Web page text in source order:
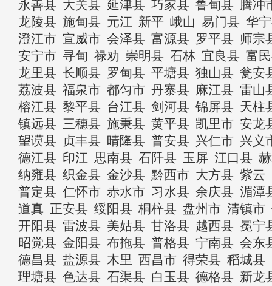
永善县 大关县 延津县 巧家县 鲁甸县 腾冲
龙陵县 施甸县 元江 新平 峨山 易门县 华
澄江市 宣威市 会泽县 富源县 罗平县 师宗
安宁市 寻甸 禄劝 崇明县 石林 宜良县 富
龙里县 长顺县 罗甸县 平塘县 独山县 瓮安
荔波县 福泉市 都匀市 丹寨县 麻江县 雷山
榕江县 黎平县 台江县 剑河县 锦屏县 天柱
镇远县 三穗县 施秉县 黄平县 凯里市 安龙
望谟县
贞丰县 晴隆县 普安县 兴仁市 兴义
德江县 印江 思南县 石阡县 玉屏 江口县
纳雍县 织金县 金沙县 黔西市 大方县 紫云
普定县 仁怀市 赤水市 习水县 余庆县 湄潭
道真 正安县 绥阳县 桐梓县 盘州市 清镇市
开阳县 雷波县 美姑县 甘洛县 越西县 冕宁
昭觉县 金阳县 布拖县 普格县 宁南县 会东
德昌县 盐源县 木里 西昌市 得荣县 稻城县
理塘县 色达县 石渠县 白玉县 德格县 新龙